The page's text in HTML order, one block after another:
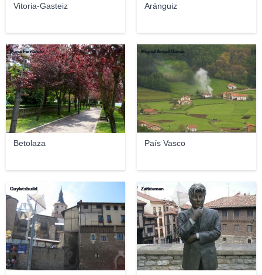
Vitoria-Gasteiz Aránguiz
Betolaza
María Fernando
País Vasco
Miguel Ángel García
Guyletsbuild Zarateman